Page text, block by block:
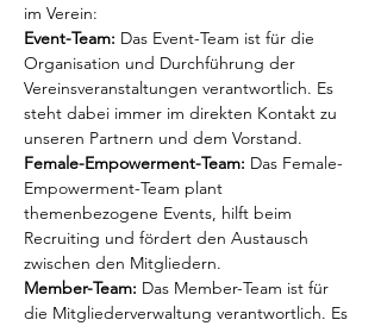
im Verein:
Event-Team: Das Event-Team ist für die
Organisation und Durchführung der
Vereinsveranstaltungen verantwortlich. Es
steht dabei immer im direkten Kontakt zu
unseren Partnern und dem Vorstand.
Female-Empowerment-Team: Das Female-
Empowerment-Team plant
themenbezogene Events, hilft beim
Recruiting und fördert den Austausch
zwischen den Mitgliedern.
Member-Team: Das Member-Team ist für
die Mitgliederverwaltung verantwortlich. Es